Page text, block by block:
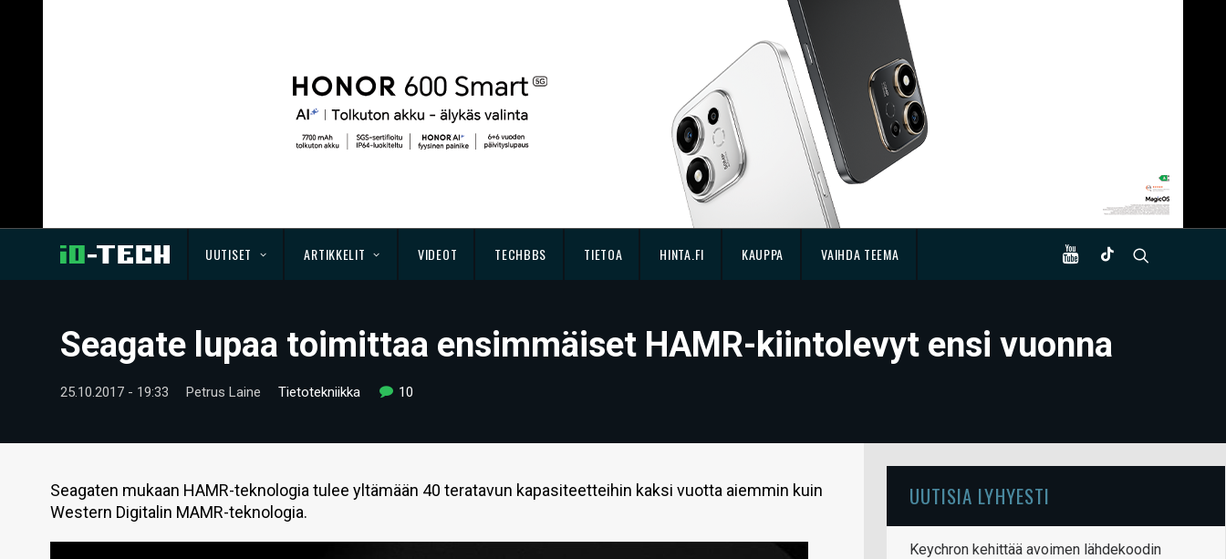
UUTISET ARTIKKELIT VIDEOT TECHBBS TIETOA HINTA.FI KAUPPA VAIHDA TEEMA
Seagate lupaa toimittaa ensimmäiset HAMR-kiintolevyt ensi vuonna
25.10.2017 - 19:33 Petrus Laine Tietotekniikka 10
Seagaten mukaan HAMR-teknologia tulee yltämään 40 teratavun kapasiteetteihin kaksi vuotta aiemmin kuin
Western Digitalin MAMR-teknologia.
UUTISIA LYHYESTI
Keychron kehittää avoimen lähdekoodin